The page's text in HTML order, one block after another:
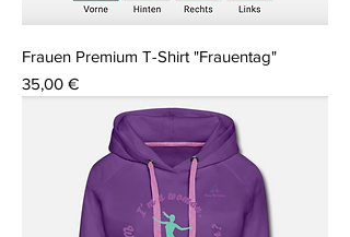
Frauen Premium T-Shirt "Frauentag"
Preis
35,00 €